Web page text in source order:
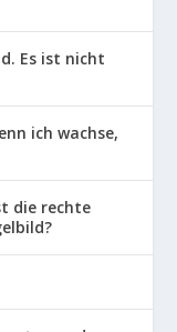
Es ist nicht
ich wachse,
die rechte